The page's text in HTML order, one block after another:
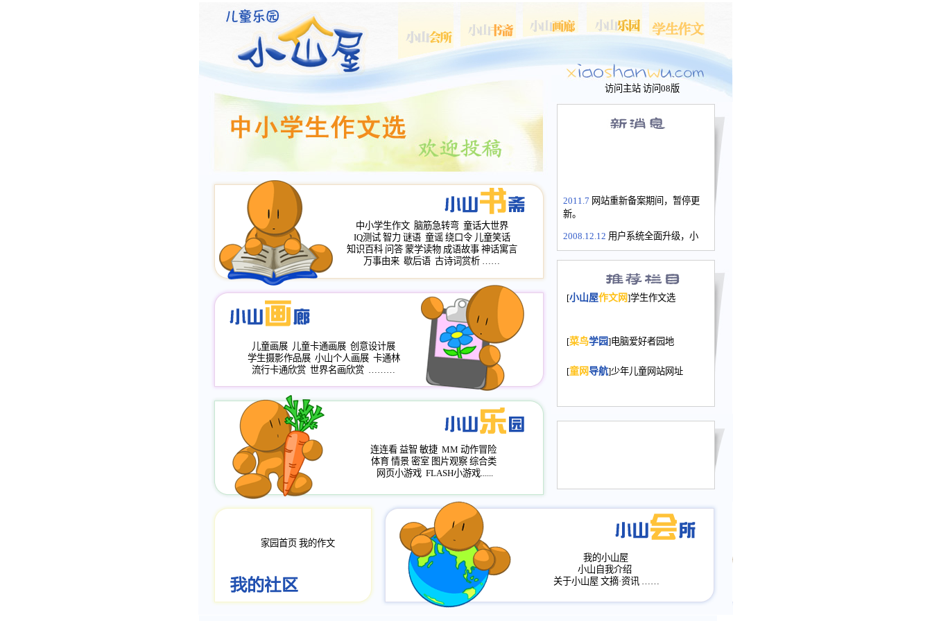
访问主站 访问08版
2011.7 网站重新备案期间，暂停更
新。
2008.12.12 用户系统全面升级，小
长会、家园网－个人空间，用户一
次注册全部通行。
2008.12.12家园网正式运行，域
年，2009版提前启用，小山屋全面
小山画廊均增加多个新栏目。。
评分、顶功能，作文宝典改版。
[小山屋作文网]学生作文选
[菜鸟学园]电脑爱好者园地
[童网导航]少年儿童网站网址
中小学生作文 脑筋急转弯 童话大世界
IQ测试 智力 谜语 童谣 绕口令 儿童笑话
知识百科 问答 蒙学读物 成语故事 神话寓言
万事由来 歇后语 古诗词赏析 ……
儿童画展 儿童卡通画展 创意设计展
学生摄影作品展 小山个人画展 卡通林
流行卡通欣赏 世界名画欣赏 ………
连连看 益智 敏捷 MM 动作冒险
体育 情景 密室 图片观察 综合类
网页小游戏 FLASH小游戏......
家园首页 我的作文
我的小山屋
小山自我介绍
关于小山屋 文摘·资讯 ……